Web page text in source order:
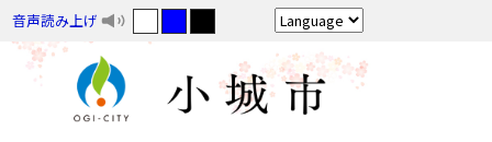
音声読み上げ